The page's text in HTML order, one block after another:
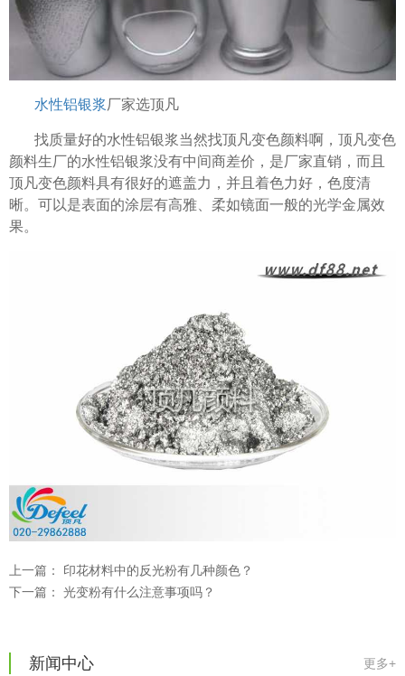
水性铝银浆厂家选顶凡
找质量好的水性铝银浆当然找顶凡变色颜料啊，顶凡变色
颜料生厂的水性铝银浆没有中间商差价，是厂家直销，而且
顶凡变色颜料具有很好的遮盖力，并且着色力好，色度清
晰。可以是表面的涂层有高雅、柔如镜面一般的光学金属效
果。
上一篇： 印花材料中的反光粉有几种颜色？
下一篇： 光变粉有什么注意事项吗？
新闻中心 更多+
温变粉可以做防伪标签、温变防伪吗...
温变粉适合做热变还是冷变？
温变粉保质期有多久？开封后如何保...
温变粉到底怕不怕酸碱和酒精？ 2026-07-09